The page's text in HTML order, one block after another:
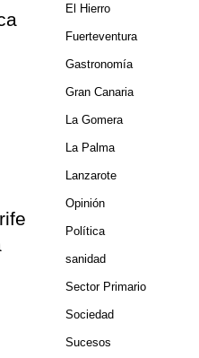
El Hierro
Fuerteventura
Gastronomía
Gran Canaria
La Gomera
La Palma
Lanzarote
Opinión
Política
sanidad
Sector Primario
Sociedad
Sucesos